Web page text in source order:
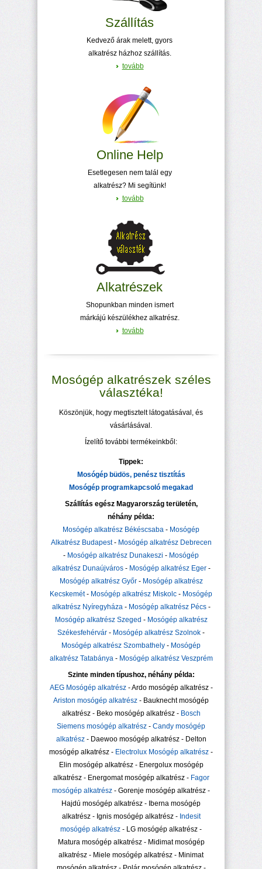
Szállítás
Kedvező árak melett, gyors
alkatrész házhoz szállítás.
tovább
Online Help
Esetlegesen nem talál egy
alkatrész? Mi segítünk!
tovább
Alkatrészek
Shopunkban minden ismert
márkájú készülékhez alkatrész.
tovább
Mosógép alkatrészek széles
választéka!
Köszönjük, hogy megtisztelt látogatásával, és
vásárlásával.
Ízelítő további termékeinkből:
Tippek:
Mosógép büdös, penész tisztítás
Mosógép programkapcsoló megakad
Szállítás egész Magyarország területén,
néhány példa:
Mosógép alkatrész Békéscsaba - Mosógép
Alkatrész Budapest- Mosógép alkatrész Debrecen
- Mosógép alkatrész Dunakeszi - Mosógép
alkatrész Dunaújváros- Mosógép alkatrész Eger-
Mosógép alkatrész Győr- Mosógép alkatrész
Kecskemét- Mosógép alkatrész Miskolc - Mosógép
alkatrész Nyíregyháza- Mosógép alkatrész Pécs-
Mosógép alkatrész Szeged - Mosógép alkatrész
Székesfehérvár - Mosógép alkatrész Szolnok -
Mosógép alkatrész Szombathely - Mosógép
alkatrész Tatabánya- Mosógép alkatrész Veszprém
Szinte minden típushoz, néhány példa:
AEG Mosógép alkatrész- Ardo mosógép alkatrész -
Ariston mosógép alkatrész - Bauknecht mosógép
alkatrész - Beko mosógép alkatrész - Bosch
Siemens mosógép alkatrész - Candy mosógép
alkatrész- Daewoo mosógép alkatrész - Delton
mosógép alkatrész - Electrolux Mosógép alkatrész -
Elin mosógép alkatrész - Energolux mosógép
alkatrész - Energomat mosógép alkatrész - Fagor
mosógép alkatrész - Gorenje mosógép alkatrész -
Hajdú mosógép alkatrész - Iberna mosógép
alkatrész - Ignis mosógép alkatrész - Indesit
mosógép alkatrész - LG mosógép alkatrész -
Matura mosógép alkatrész - Midimat mosógép
alkatrész - Miele mosógép alkatrész - Minimat